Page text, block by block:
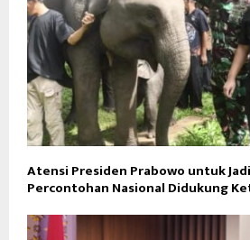
Atensi Presiden Prabowo untuk
Percontohan Nasional Didukung